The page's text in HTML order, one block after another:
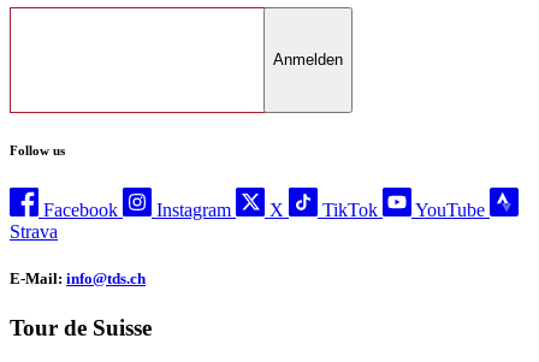
Anmelden
Follow us
Facebook Instagram X TikTok
YouTube
Strava
E-Mail: info@tds.ch
Tour de Suisse